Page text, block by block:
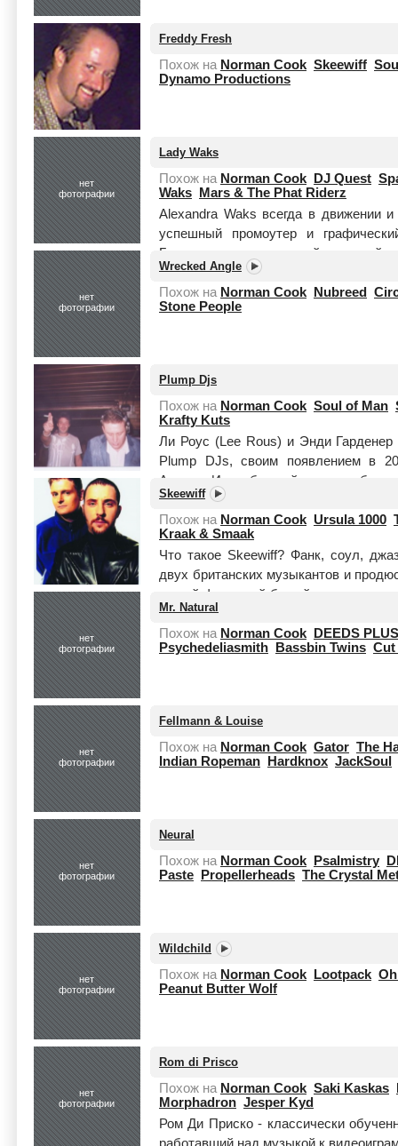
Freddy Fresh
Похож на Norman Cook Skeewiff
Dynamo Productions
нет
фотографии
Lady Waks
Похож на Norman Cook DJ Quest
Waks
Mars & The Phat Riderz
Alexandra Waks всегда в движении
успешный промоутер и
Германию еще маленькой девочкой,
Читать целиком
нет
фотографии
Wrecked Angle
Похож на Norman Cook Nubreed
Stone People
Plump Djs
Похож на Norman Cook Soul of Man
Krafty Kuts
Ли Роус (Lee Rous) и Энди Гарденер
Plump DJs, своим появлением в
Англии. Их дебютный микс-альбом
Читать целиком
Skeewiff
Похож на Norman Cook Ursula 1000
Kraak & Smaak
Что такое Skeewiff? Фанк, соул,
двух британских музыкантов и
самый фанковый белый человек на
...Читать целиком
нет
фотографии
Mr. Natural
Похож на Norman Cook
DEEDS
Psychedeliasmith
Bassbin Twins Cut
нет
фотографии
Fellmann & Louise
Похож на Norman Cook Gator The
Indian Ropeman
Hardknox JackSoul
нет
фотографии
Neural
Похож на Norman Cook Psalmistry
Paste
Propellerheads The Crystal
нет
фотографии
Wildchild
Похож на Norman Cook Lootpack
Peanut Butter Wolf
нет
фотографии
Rom di Prisco
Похож на Norman Cook Saki Kaskas
Morphadron Jesper Kyd
Ром Ди Приско - классически